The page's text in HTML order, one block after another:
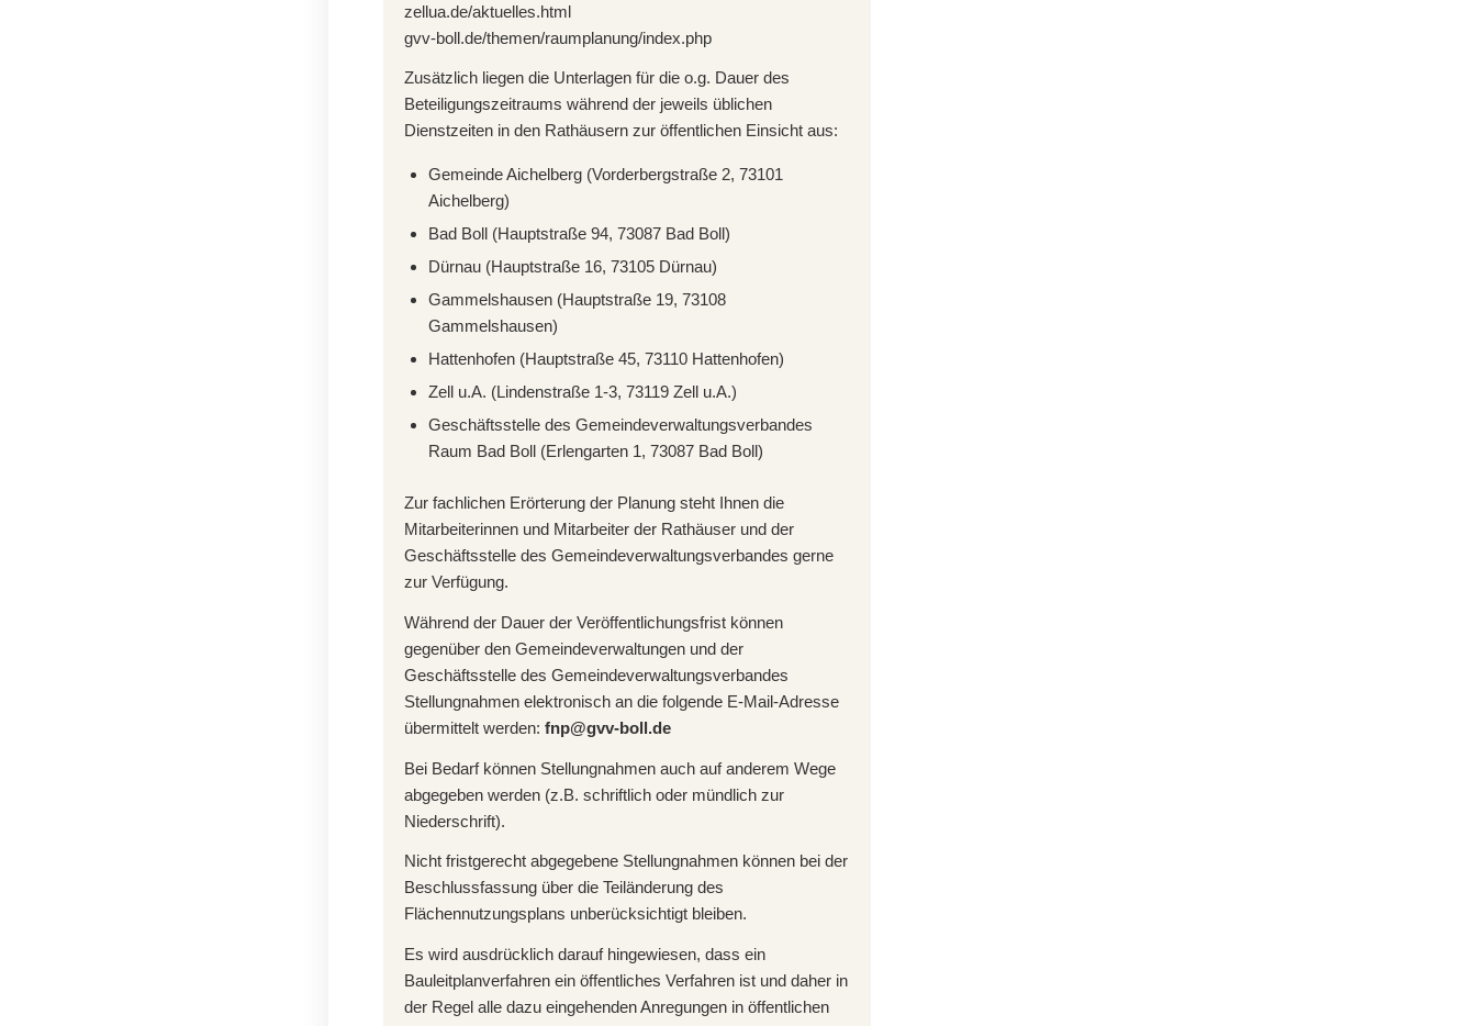
zellua.de/aktuelles.html
gvv-boll.de/themen/raumplanung/index.php
Zusätzlich liegen die Unterlagen für die o.g. Dauer des
Beteiligungszeitraums während der jeweils üblichen
Dienstzeiten in den Rathäusern zur öffentlichen Einsicht aus:
Gemeinde Aichelberg (Vorderbergstraße 2, 73101
Aichelberg)
Bad Boll (Hauptstraße 94, 73087 Bad Boll)
Dürnau (Hauptstraße 16, 73105 Dürnau)
Gammelshausen (Hauptstraße 19, 73108
Gammelshausen)
Hattenhofen (Hauptstraße 45, 73110 Hattenhofen)
Zell u.A. (Lindenstraße 1-3, 73119 Zell u.A.)
Geschäftsstelle des Gemeindeverwaltungsverbandes
Raum Bad Boll (Erlengarten 1, 73087 Bad Boll)
Zur fachlichen Erörterung der Planung steht Ihnen die
Mitarbeiterinnen und Mitarbeiter der Rathäuser und der
Geschäftsstelle des Gemeindeverwaltungsverbandes gerne
zur Verfügung.
Während der Dauer der Veröffentlichungsfrist können
gegenüber den Gemeindeverwaltungen und der
Geschäftsstelle des Gemeindeverwaltungsverbandes
Stellungnahmen elektronisch an die folgende E-Mail-Adresse
übermittelt werden: fnp@gvv-boll.de
Bei Bedarf können Stellungnahmen auch auf anderem Wege
abgegeben werden (z.B. schriftlich oder mündlich zur
Niederschrift).
Nicht fristgerecht abgegebene Stellungnahmen können bei der
Beschlussfassung über die Teiländerung des
Flächennutzungsplans unberücksichtigt bleiben.
Es wird ausdrücklich darauf hingewiesen, dass ein
Bauleitplanverfahren ein öffentliches Verfahren ist und daher in
der Regel alle dazu eingehenden Anregungen in öffentlichen